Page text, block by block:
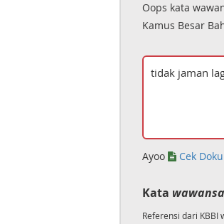
Oops kata
Kamus Besar
Ayoo Cek
Kata
Referensi dari KBBI